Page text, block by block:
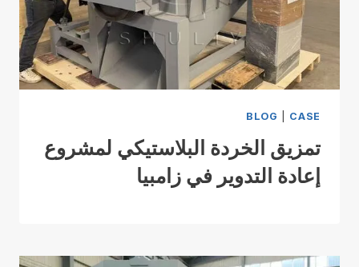
BLOG CASE
تمزيق الخردة البلاستيكي لمشروع
إعادة التدوير في زامبيا